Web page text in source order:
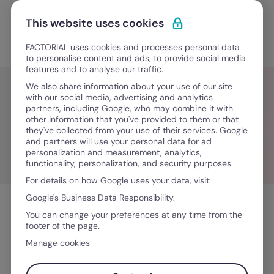
Ir para o conteúdo
Experimente Grátis
Blog
Crescimento da equipa
This website uses cookies
FACTORIAL uses cookies and processes personal data
to personalise content and ads, to provide social media
features and to analyse our traffic.
We also share information about your use of our site
with our social media, advertising and analytics
partners, including Google, who may combine it with
other information that you've provided to them or that
they've collected from your use of their services. Google
and partners will use your personal data for ad
personalization and measurement, analytics,
functionality, personalization, and security purposes.
For details on how Google uses your data, visit:
Google's Business Data Responsibility.
You can change your preferences at any time from the
footer of the page.
Manage cookies